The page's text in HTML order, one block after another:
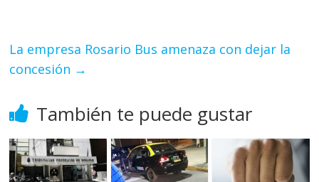
La empresa Rosario Bus amenaza con dejar la
concesión →
También te puede gustar